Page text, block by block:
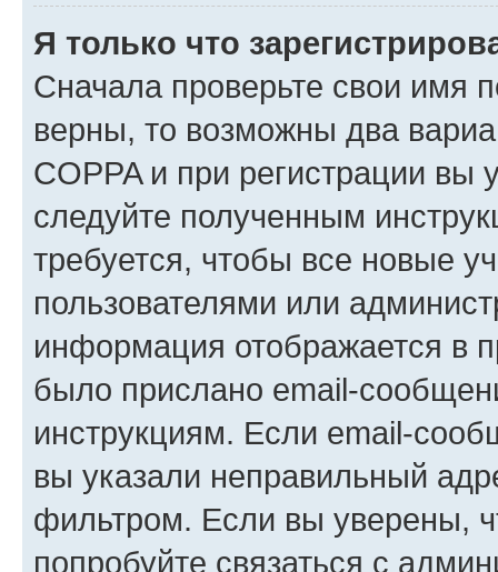
Я только что
Сначала проверьте свои имя
верны, то возможны два
COPPA и при регистрации вы
следуйте полученным
требуется, чтобы все новые
пользователями или
информация отображается в
было прислано email-
инструкциям. Если email-
вы указали неправильный
фильтром. Если вы уверены,
попробуйте связаться с